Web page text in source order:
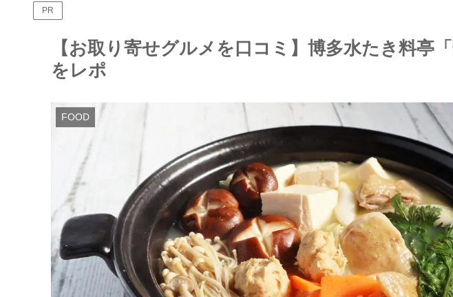
PR
【お取り寄せグルメを口コミ】博多水たき料亭
をレポ
FOOD